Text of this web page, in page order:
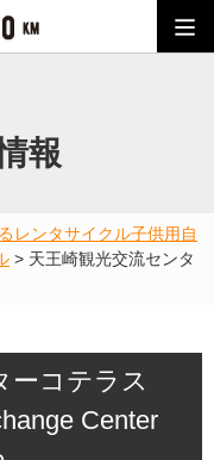
報
レンタサイクル子供用自
> 天王崎観光交流センタ
ーコテラス
Center